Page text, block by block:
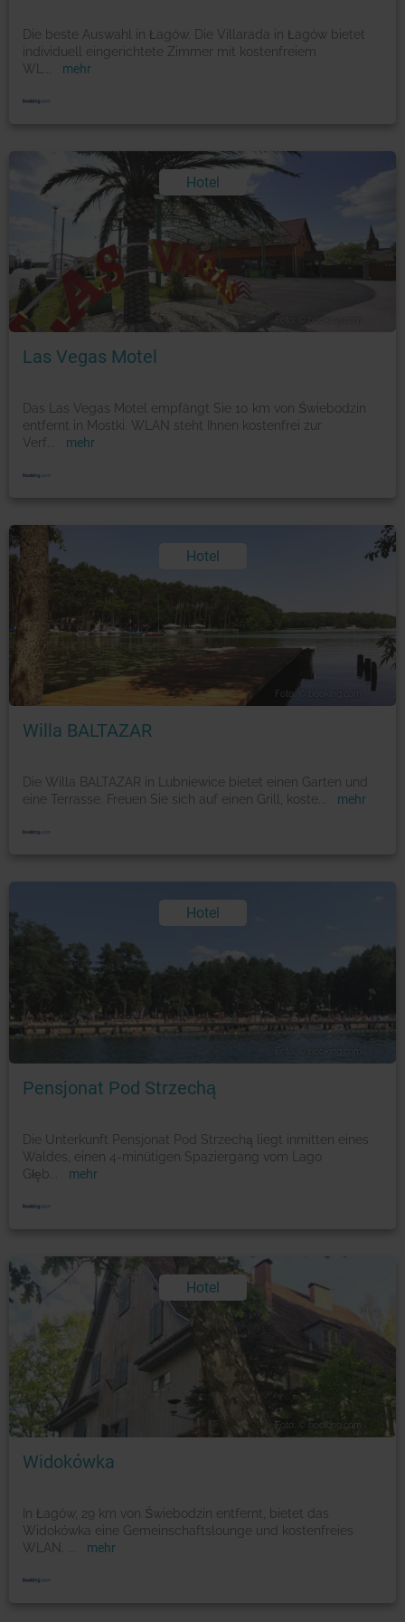
Die beste Auswahl in Łagów. Die Villarada in Łagów bietet
individuell eingerichtete Zimmer mit kostenfreiem
WL
mehr
Hotel
Las Vegas Motel
Das Las Vegas Motel empfängt Sie 10 km von Świebodzin
entfernt in Mostki. WLAN steht Ihnen kostenfrei zur
Verf
mehr
Hotel
Foto: © booking.com
Willa BALTAZAR
Die Willa BALTAZAR in Lubniewice bietet einen Garten und
eine Terrasse. Freuen Sie sich auf einen Grill, koste
mehr
Hotel
Pensjonat Pod Strzechą
Die Unterkunft Pensjonat Pod Strzechą liegt inmitten eines
Waldes, einen 4-minütigen Spaziergang vom Lago
Głęb
mehr
Hotel
Foto: © booking.com
Widokówka
In Łagów, 29 km von Świebodzin entfernt, bietet das
Widokówka eine Gemeinschaftslounge und kostenfreies
WLAN.
mehr